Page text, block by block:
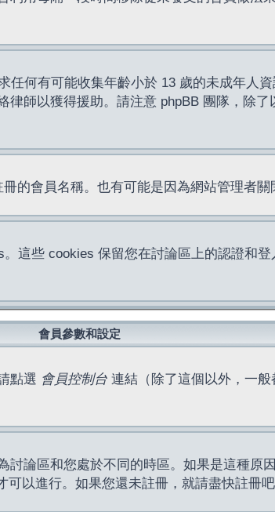
何有可能收集年齡小於 13 歲的未成年人
師以獲得援助。請注意 phpBB 團隊，除
的會員名稱。也有可能是因為網站管理者關
這些 cookies 保留您在討論區上的認證和
會員參數和設定
點選 會員控制台 連結（除了這個以外，一
論區和您處於不同的時區。如果是這種原
以進行。如果您還未註冊，就請盡快註冊吧